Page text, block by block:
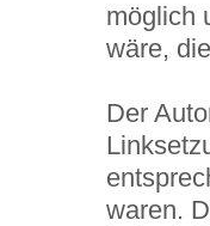
möglich
wäre,
Der
waren.